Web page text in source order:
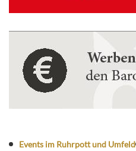
Events im Ruhrpott und Umfeld